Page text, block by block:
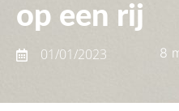
op een rij
01/01/2023 8